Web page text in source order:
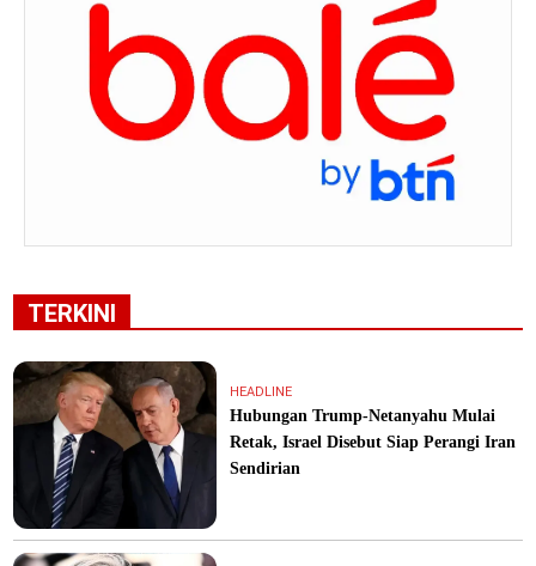
TERKINI
HEADLINE
Hubungan Trump-Netanyahu Mulai
Retak, Israel Disebut Siap Perangi Iran
Sendirian